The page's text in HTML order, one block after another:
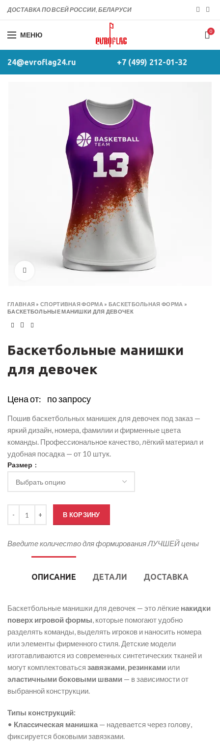
ДОСТАВКА ПО ВСЕЙ РОССИИ, БЕЛАРУСИ
МЕНЮ 0
24@evroflag24.ru +7 (499) 212-01-32
Click to enlarge
ГЛАВНАЯ »СПОРТИВНАЯ ФОРМА » БАСКЕТБОЛЬНАЯ ФОРМА »
БАСКЕТБОЛЬНЫЕ МАНИШКИ ДЛЯ ДЕВОЧЕК
Баскетбольные манишки
для девочек
Цена от: по запросу
Пошив баскетбольных манишек для девочек под заказ —
яркий дизайн, номера, фамилии и фирменные цвета
команды. Профессиональное качество, лёгкий материал и
удобная посадка — от 10 штук.
Размер
В КОРЗИНУ
Введите количество для формирования ЛУЧШЕЙ цены
ОПИСАНИЕ ДЕТАЛИ ДОСТАВКА
Баскетбольные манишки для девочек — это лёгкие накидки
поверх игровой формы, которые помогают удобно
разделять команды, выделять игроков и наносить номера
или элементы фирменного стиля. Детские модели
изготавливаются из современных синтетических тканей и
могут комплектоваться завязками, резинками или
эластичными боковыми швами — в зависимости от
выбранной конструкции.
Типы конструкций:
• Классическая манишка — надевается через голову,
фиксируется боковыми завязками.